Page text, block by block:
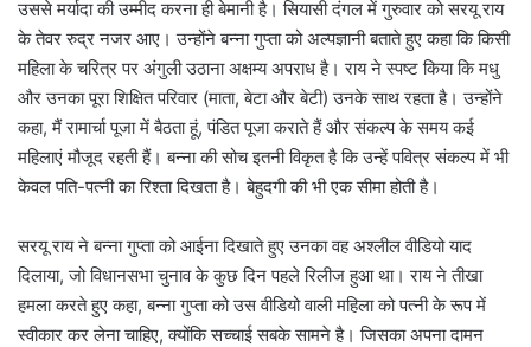
उससे मर्यादा की उम्मीद करना ही बेमानी है। सियासी दंगल में गुरुवार को सरयू राय
के तेवर रुद्र नजर आए। उन्होंने बन्ना गुप्ता को अल्पज्ञानी बताते हुए कहा कि किसी
महिला के चरित्र पर अंगुली उठाना अक्षम्य अपराध है। राय ने स्पष्ट किया कि मधु
और उनका पूरा शिक्षित परिवार (माता, बेटा और बेटी) उनके साथ रहता है। उन्होंने
कहा, मैं रामार्चा पूजा में बैठता हूं, पंडित पूजा कराते हैं और संकल्प के समय कई
महिलाएं मौजूद रहती हैं। बन्ना की सोच इतनी विकृत है कि उन्हें पवित्र संकल्प में भी
केवल पति-पत्नी का रिश्ता दिखता है। बेहुदगी की भी एक सीमा होती है।
सरयू राय ने बन्ना गुप्ता को आईना दिखाते हुए उनका वह अश्लील वीडियो याद
दिलाया, जो विधानसभा चुनाव के कुछ दिन पहले रिलीज हुआ था। राय ने तीखा
हमला करते हुए कहा, बन्ना गुप्ता को उस वीडियो वाली महिला को पत्नी के रूप में
स्वीकार कर लेना चाहिए, क्योंकि सच्चाई सबके सामने है। जिसका अपना दामन